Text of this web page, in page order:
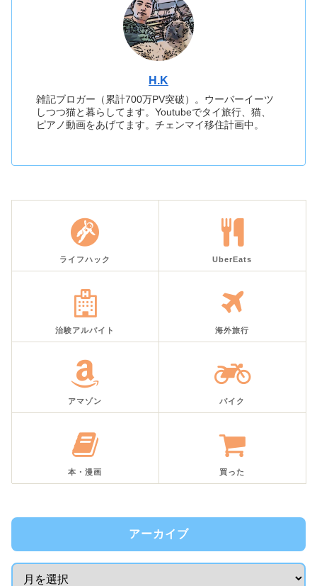
H.K
雑記ブロガー（累計700万PV突破）。ウーバーイーツ
しつつ猫と暮らしてます。Youtubeでタイ旅行、猫、
ピアノ動画をあげてます。チェンマイ移住計画中。
ライフハック UberEats
治験アルバイト 海外旅行
アマゾン バイク
本・漫画 買った
アーカイブ